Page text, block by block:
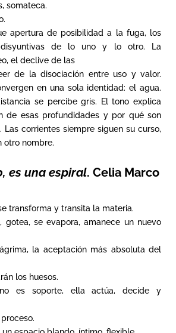
somateca.
apertura de posibilidad a la fuga, los
de lo uno y lo otro. La
el declive de las
de la disociación entre uso y valor.
en una sola identidad: el agua.
se percibe gris. El tono explica
de esas profundidades y por qué son
Las corrientes siempre siguen su curso,
otro nombre.
es una espiral. Celia Marco
transforma y transita la materia.
gotea, se evapora, amanece un nuevo
la aceptación más absoluta del
los huesos.
es soporte, ella actúa, decide y